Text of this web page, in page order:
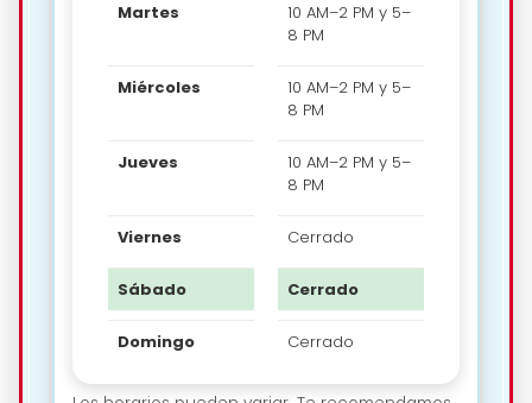
Martes
10 AM–2 PM y 5–
8 PM
Miércoles
10 AM–2 PM y 5–
8 PM
Jueves
10 AM–2 PM y 5–
8 PM
Viernes Cerrado
Sábado Cerrado
Domingo Cerrado